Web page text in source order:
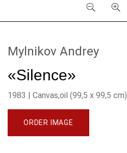
Mylnikov Andrey
«Silence»
1983 | Canvas,oil (99,5 х 99,5 cm)
ORDER IMAGE